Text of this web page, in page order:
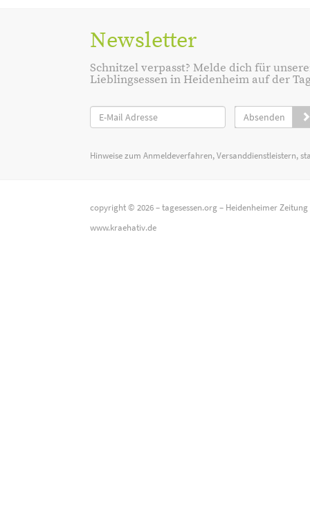
Newsletter
Schnitzel verpasst? Melde dich für
Lieblingsessen in Heidenheim auf der
Absenden
Hinweise zum Anmeldeverfahren, Versanddienstleistern,
copyright © 2026 –tagesessen.org– Heidenheimer Zeitung
www.kraehativ.de